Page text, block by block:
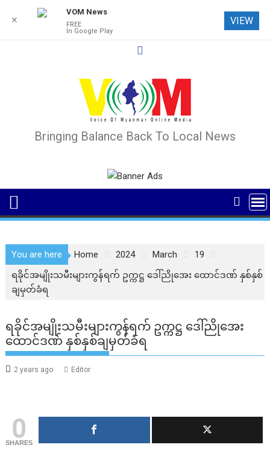
Bringing Balance Back To Local News
You are here Home 2024 March
19
ရခိုင်အမျိုးသမီးများကွန်ရက် ဥက္ကဋ္ဌ ဒေါ်ညိုအေး ထောင်ဒဏ် နှစ်နှစ်
ချမှတ်ခံရ
ရခိုင်အမျိုးသမီးများကွန်ရက် ဥက္ကဋ္ဌ ဒေါ်ညိုအေး
ထောင်ဒဏ် နှစ်နှစ်ချမှတ်ခံရ
2 years ago Editor
0
SHARES
✕
VOM News
FREE
In Google Play
VIEW